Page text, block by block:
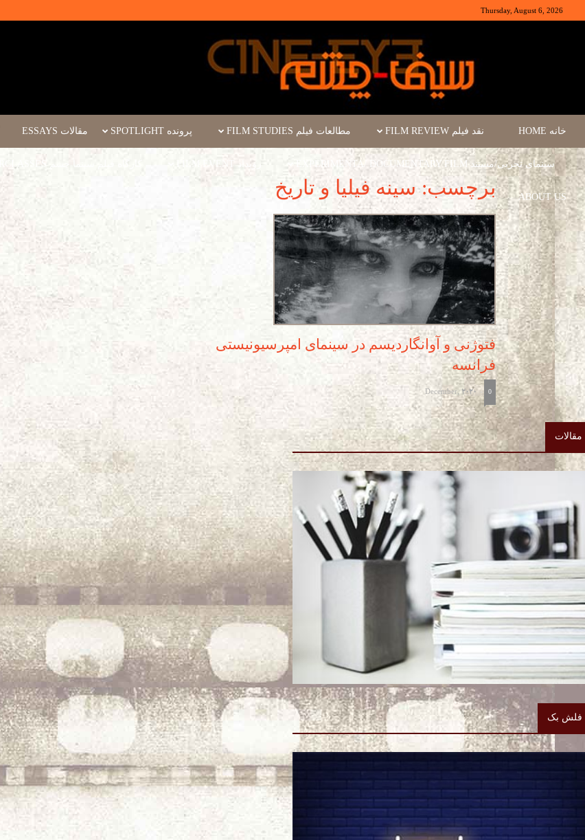
Thursday, August 6, 2026
خانه HOME نقد فیلم FILM REVIEW مطالعات فیلم FILM STUDIES پرونده SPOTLIGHT مقالات ESSAYS
سینمای تجربی/مستند EXPERIMENTA/ DOCUMENTARY FILM رویداد FILM EVENT کارگاه فیلم سینما چشم WORKSHOPS/MASTERCLASSES
ABOUT US برچسب: سینه فیلیا و تاریخ
فتوژنی و آوانگاردیسم در سینمای امپرسیونیستی
فرانسه
-
December, 2020 0
مقالات
فلش بک